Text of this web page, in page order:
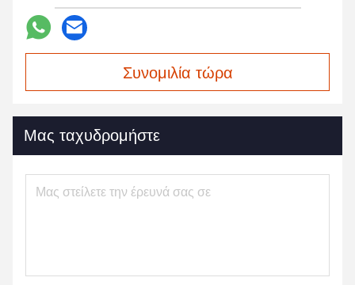
Συνομιλία τώρα
Μας ταχυδρομήστε